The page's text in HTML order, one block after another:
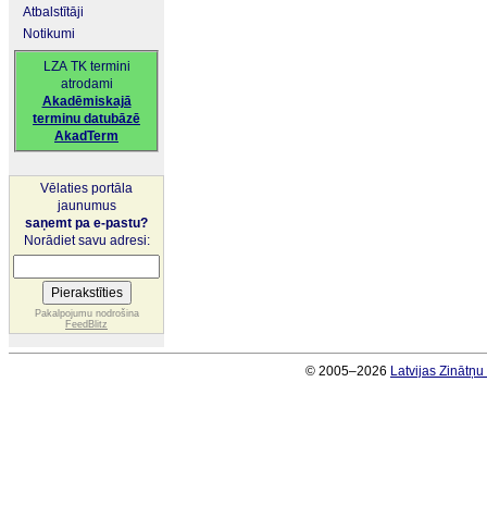
Atbalstītāji
Notikumi
LZA TK termini
atrodami
Akadēmiskajā
terminu datubāzē
AkadTerm
Vēlaties portāla
jaunumus
saņemt pa e-pastu?
Norādiet savu adresi:
Pakalpojumu nodrošina
FeedBlitz
© 2005–2026 Latvijas